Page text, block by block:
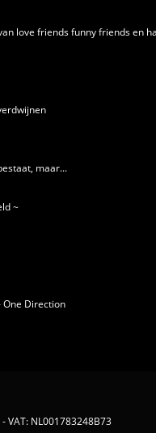
love friends funny friends en
maar...
~
Direction
VAT: NL001783248B73